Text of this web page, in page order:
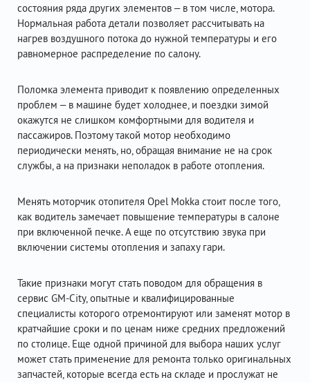
состояния ряда других элементов – в том числе, мотора.
Нормальная работа детали позволяет рассчитывать на
нагрев воздушного потока до нужной температуры и его
равномерное распределение по салону.
Поломка элемента приводит к появлению определенных
проблем – в машине будет холоднее, и поездки зимой
окажутся не слишком комфортными для водителя и
пассажиров. Поэтому такой мотор необходимо
периодически менять, но, обращая внимание не на срок
службы, а на признаки неполадок в работе отопления.
Менять моторчик отопителя Opel Mokka стоит после того,
как водитель замечает повышение температуры в салоне
при включенной печке. А еще по отсутствию звука при
включении системы отопления и запаху гари.
Такие признаки могут стать поводом для обращения в
сервис GM-City, опытные и квалифицированные
специалисты которого отремонтируют или заменят мотор в
кратчайшие сроки и по ценам ниже средних предложений
по столице. Еще одной причиной для выбора наших услуг
может стать применение для ремонта только оригинальных
запчастей, которые всегда есть на складе и прослужат не